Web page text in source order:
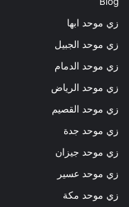
زي موحد ابها
زي موحد الجبيل
زي موحد الدمام
زي موحد الرياض
زي موحد القصيم
زي موحد جدة
زي موحد جيزان
زي موحد عسير
زي موحد مكة